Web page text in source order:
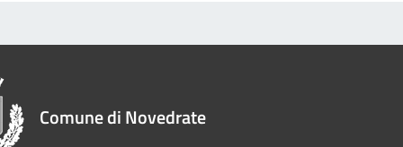
Comune di Novedrate